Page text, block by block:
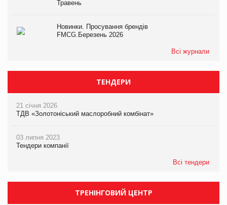
Травень
Новинки. Просування брендів
FMCG.Березень 2026
Всі журнали
ТЕНДЕРИ
21 січня 2026
ТДВ «Золотоніський маслоробний комбінат»
03 липня 2023
Тендери компанії
Всі тендери
ТРЕНІНГОВИЙ ЦЕНТР